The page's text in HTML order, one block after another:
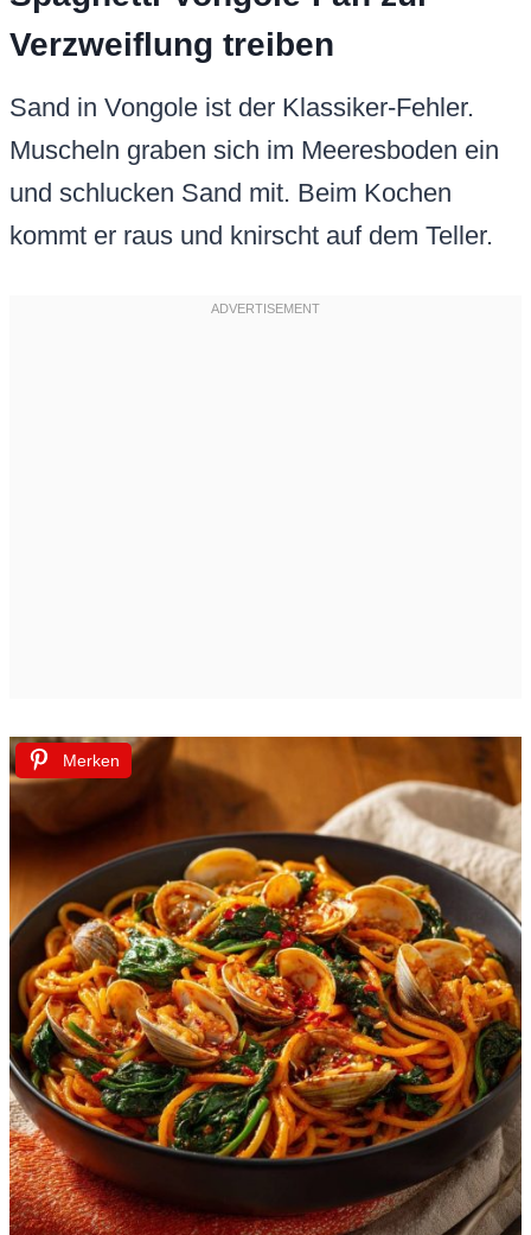
Verzweiflung treiben
Sand in Vongole ist der Klassiker-Fehler.
Muscheln graben sich im Meeresboden ein
und schlucken Sand mit. Beim Kochen
kommt er raus und knirscht auf dem Teller.
Merken